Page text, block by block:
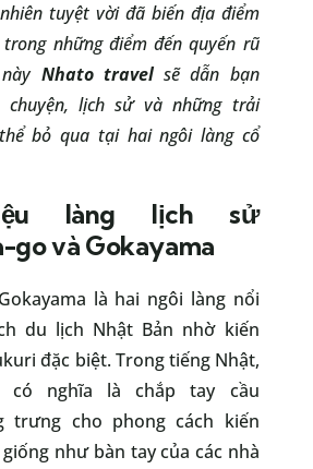
tuyệt vời đã biến địa điểm
những điểm đến quyến rũ
Nhato travelsẽ dẫn bạn
chuyện, lịch sử và những trải
bỏ qua tại hai ngôi làng cổ
làng lịch sử
go và Gokayama
là hai ngôi làng nổi
du lịch Nhật Bản nhờ kiến
đặc biệt. Trong tiếng Nhật,
có nghĩa là chắp tay cầu
trưng cho phong cách kiến
như bàn tay của các nhà